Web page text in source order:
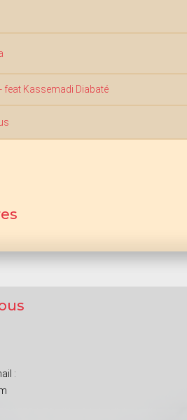
- feat Kassemadi Diabaté
: